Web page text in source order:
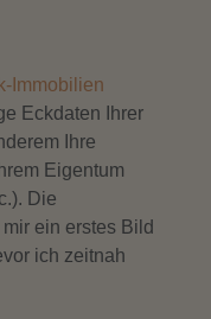
Immobilien
Eckdaten Ihrer
Ihre
Eigentum
Die
ein erstes Bild
ich zeitnah